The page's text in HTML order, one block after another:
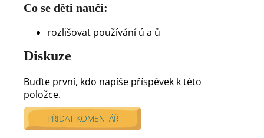
Co se děti naučí:
rozlišovat používání ú a ů
Diskuze
Buďte první, kdo napíše příspěvek k této
položce.
PŘIDAT KOMENTÁŘ